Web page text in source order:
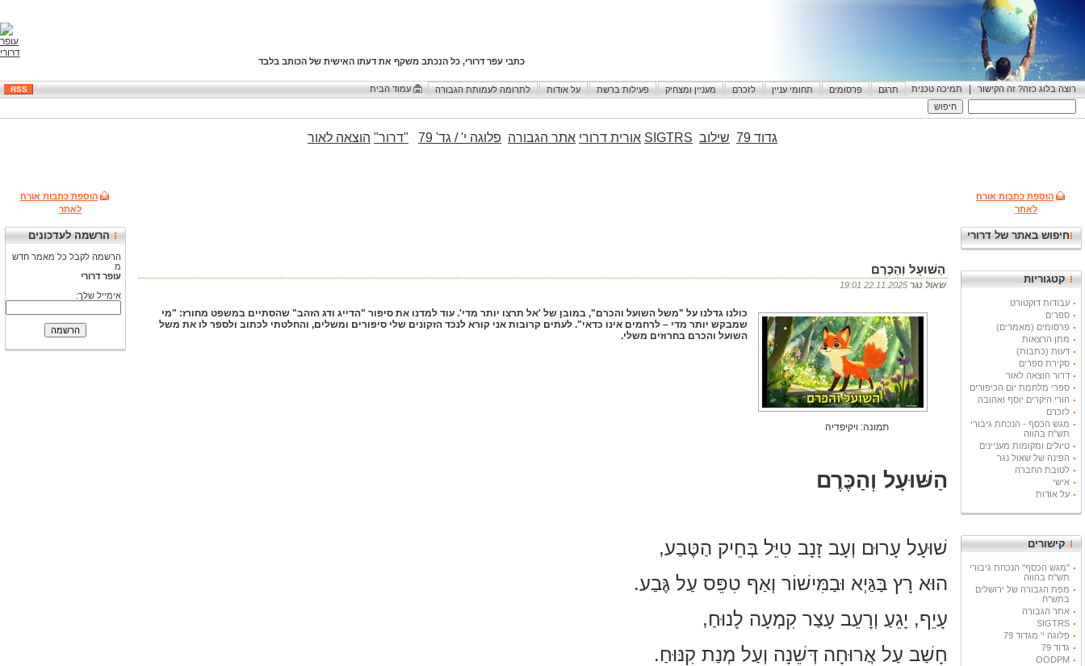
כתבי עפר דרורי, כל הנכתב משקף את דעתו האישית של הכותב בלבד
RSS רוצה בלוג כזה? זה הקישור | תמיכה טכנית תרגם פרסומים תחומי עניין לזכרם מעניין ומצחיק פעילות ברשת על אודות לתרומה לעמותת הגבורה עמוד הבית
הוספת כתבות אורח
לאתר
הרשמה לעדכונים
הרשמה לקבל כל מאמר חדש
מ
עופר דרורי
אימייל שלך:
הוספת כתבות אורח
לאתר
חיפוש באתר של דרורי
קטגוריות
עבודות דוקטורט
ספרים
פרסומים (מאמרים)
מתן הרצאות
דעות (כתבות)
סקירת ספרים
דרור הוצאה לאור
ספרי מלחמת יום הכיפורים
הורי היקרים יוסף ואהובה
לזכרם
מגש הכסף - הנכחת גיבורי
תש"ח בהווה
טיולים ומקומות מעניינים
הפינה של שאול נגר
לטובת החברה
אישי
על אודות
קישורים
"מגש הכסף" הנכחת גיבורי
תש"ח בהווה
מפת הגבורה של ירושלים
בתש"ח
אתר הגבורה
SIGTRS
פלוגה י' מגדוד 79
גדוד 79
OODPM
גדוד 79 שילוב SIGTRS אורית דרורי אתר הגבורה פלוגה י' / גד' 79 "דרור" הוצאה לאור
הַשּׁוּעָל וְהַכֶּרֶם
שאול נגר
תמונה: ויקיפדיה
כולנו גדלנו על "משל השועל והכרם", במובן של 'אל תרצו יותר מדי'. עוד למדנו את סיפור "הדייג ודג הזהב" שהסתיים במשפט מחורז: "מי
שמבקש יותר מדי – לרחמים אינו כדאי". לעתים קרובות אני קורא לנכד הזקונים שלי סיפורים ומשלים, והחלטתי לכתוב ולספר לו את משל
השועל והכרם בחרוזים משלי.
הַשּׁוּעָל וְהַכֶּרֶם
שׁוּעָל עָרוּם וְעָב זָנָב טִיֵּל בְּחֵיק הַטֶּבַע,
הוּא רָץ בַּגַּיְא וּבַמִּישׁוֹר וְאַף טִפֵּס עַל גֶּבַע.
עָיֵף, יָגֵעַ וְרָעֵב עָצַר קִמְעָה לָנוּחַ,
חָשַׁב עַל אֲרוּחָה דְּשֵׁנָה וְעַל מְנַת קִנּוּחַ.